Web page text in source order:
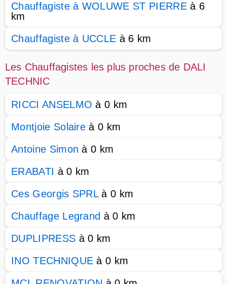
Chauffagiste à WOLUWE ST PIERREà 6
km
Chauffagiste à UCCLE à 6 km
Les Chauffagistes les plus proches de DALI
TECHNIC
RICCI ANSELMO à 0 km
Montjoie Solaire à 0 km
Antoine Simon à 0 km
ERABATI à 0 km
Ces Georgis SPRLà 0 km
Chauffage Legrand à 0 km
DUPLIPRESS à 0 km
INO TECHNIQUE à 0 km